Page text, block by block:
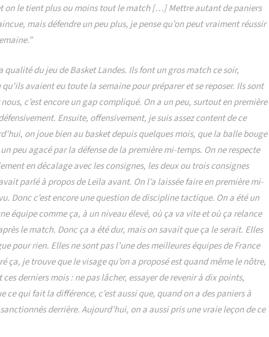
on le tient plus ou moins tout le match […] Mettre autant de paniers
mais défendre un peu plus, je pense qu’on peut vraiment réussir
qualité du jeu de Basket Landes. Ils font un gros match ce soir,
avaient eu toute la semaine pour préparer et se reposer. Ils sont
c’est encore un gap compliqué. On a un peu, surtout en première
Ensuite, offensivement, je suis assez content de ce
on joue bien au basket depuis quelques mois, que la balle bouge
peu agacé par la défense de la première mi-temps. On ne respecte
en décalage avec les consignes, les deux ou trois consignes
parlé à propos de Leïla avant. On l’a laissée faire en première mi-
Donc c’est encore une question de discipline tactique. On a été un
équipe comme ça, à un niveau élevé, où ça va vite et où ça relance
le match. Donc ça a été dur, mais on savait que ça le serait. Elles
pour rien. Elles ne sont pas l’une des meilleures équipes de France
ça, je trouve que le visage qu’on a proposé est quand même le nôtre,
derniers mois : ne pas lâcher, essayer de revenir à dix points,
ce qui fait la différence, c’est aussi que, quand on a des paniers à
derrière. Aujourd’hui, on a aussi pris une vraie leçon de ce